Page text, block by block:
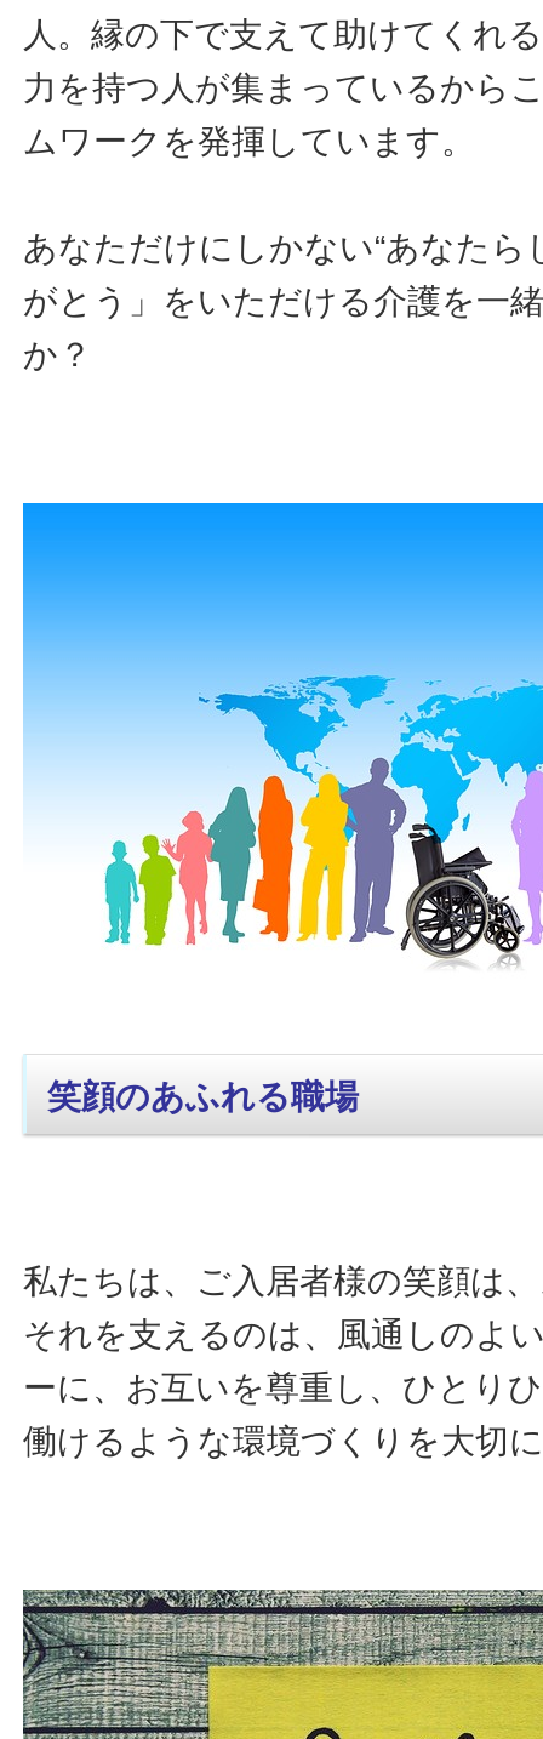
人。縁の下で支えて助けてくれ
力を持つ人が集まっているから
ムワークを発揮しています。
あなただけにしかない“あなたら
がとう」をいただける介護を一
か？
笑顔のあふれる職場
私たちは、ご入居者様の笑顔は
それを支えるのは、風通しのよ
ーに、お互いを尊重し、ひとり
働けるような環境づくりを大切